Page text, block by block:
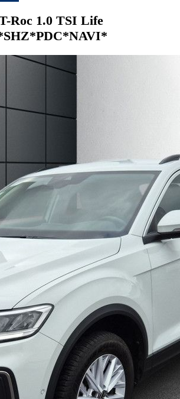
Roc 1.0 TSI Life